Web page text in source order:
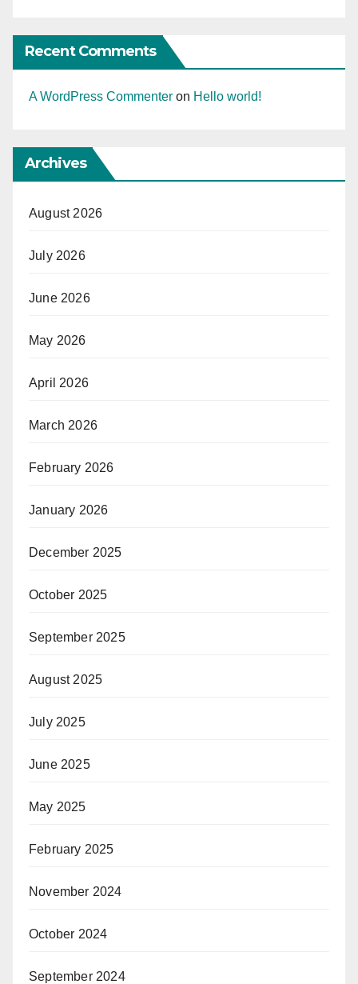
Recent Comments
A WordPress Commenter on Hello world!
Archives
August 2026
July 2026
June 2026
May 2026
April 2026
March 2026
February 2026
January 2026
December 2025
October 2025
September 2025
August 2025
July 2025
June 2025
May 2025
February 2025
November 2024
October 2024
September 2024